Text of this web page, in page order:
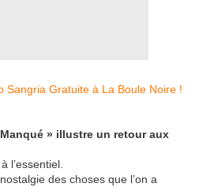
» illustre un retour aux
l’essentiel.
des choses que l’on a